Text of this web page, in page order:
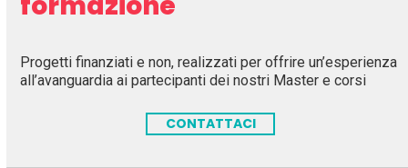
Progetti finanziati e non, realizzati per offrire un’esperienza
all’avanguardia ai partecipanti dei nostri Master e corsi
CONTATTACI